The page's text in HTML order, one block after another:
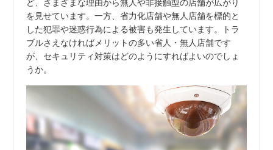
ど、さまざまな理由から無人や非接触型の店舗が広がり
を見せています。一方、省力化店舗や無人店舗を標的と
した犯罪や迷惑行為による被害も発生しています。トラ
ブルさえなければメリットの多い省人・無人店舗です
が、セキュリティ対策はどのようにすればよいのでしょ
うか。